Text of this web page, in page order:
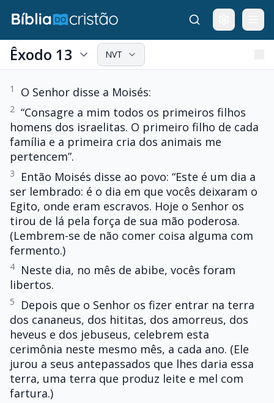
Êxodo 13 NVT
1 O Senhor disse a Moisés:
2 “Consagre a mim todos os primeiros filhos
homens dos israelitas. O primeiro filho de cada
família e a primeira cria dos animais me
pertencem”.
3
Então Moisés disse ao povo: “Este é um dia a
ser lembrado: é o dia em que vocês deixaram o
Egito, onde eram escravos. Hoje o Senhor os
tirou de lá pela força de sua mão poderosa.
(Lembrem-se de não comer coisa alguma com
fermento.)
4
Neste dia, no mês de abibe, vocês foram
libertos.
5
Depois que o Senhor os fizer entrar na terra
dos cananeus, dos hititas, dos amorreus, dos
heveus e dos jebuseus, celebrem esta
cerimônia neste mesmo mês, a cada ano. (Ele
jurou a seus antepassados que lhes daria essa
terra, uma terra que produz leite e mel com
fartura.)